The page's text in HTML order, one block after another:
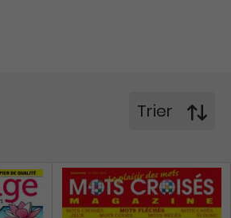
Trier